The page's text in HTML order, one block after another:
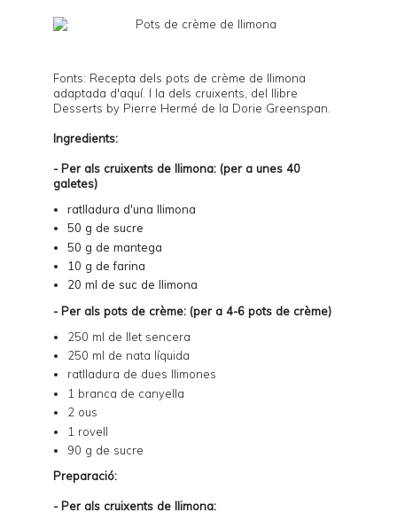
Fonts: Recepta dels pots de crème de llimona
adaptada d'aquí. I la dels cruixents, del llibre
Desserts by Pierre Hermé de la Dorie Greenspan.
Ingredients:
- Per als cruixents de llimona: (per a unes 40
galetes)
ratlladura d'una llimona
50 g de sucre
50 g de mantega
10 g de farina
20 ml de suc de llimona
- Per als pots de crème: (per a 4-6 pots de crème)
250 ml de llet sencera
250 ml de nata líquida
ratlladura de dues llimones
1 branca de canyella
2 ous
1 rovell
90 g de sucre
Preparació:
- Per als cruixents de llimona: